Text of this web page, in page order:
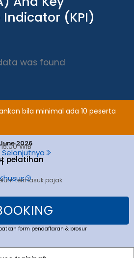
(KPI)
was found
bila minimal ada 10 peserta
2026
WIB
pelatihan
termasuk pajak
form pendaftaran & brosur